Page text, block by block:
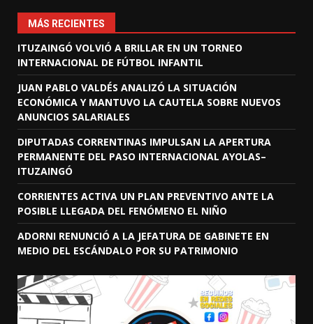
MÁS RECIENTES
ITUZAINGÓ VOLVIÓ A BRILLAR EN UN TORNEO
INTERNACIONAL DE FÚTBOL INFANTIL
JUAN PABLO VALDÉS ANALIZÓ LA SITUACIÓN
ECONÓMICA Y MANTUVO LA CAUTELA SOBRE NUEVOS
ANUNCIOS SALARIALES
DIPUTADAS CORRENTINAS IMPULSAN LA APERTURA
PERMANENTE DEL PASO INTERNACIONAL AYOLAS–
ITUZAINGÓ
CORRIENTES ACTIVA UN PLAN PREVENTIVO ANTE LA
POSIBLE LLEGADA DEL FENÓMENO EL NIÑO
ADORNI RENUNCIÓ A LA JEFATURA DE GABINETE EN
MEDIO DEL ESCÁNDALO POR SU PATRIMONIO